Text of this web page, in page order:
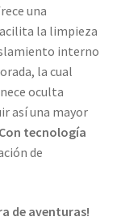
una
la limpieza
interno
la cual
oculta
así una mayor
Con tecnología
de
de aventuras!